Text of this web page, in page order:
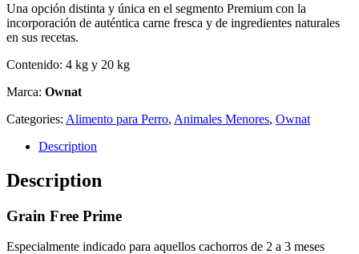
Una opción distinta y única en el segmento Premium con la
incorporación de auténtica carne fresca y de ingredientes naturales
en sus recetas.
Contenido: 4 kg y 20 kg
Marca: Ownat
Categories: Alimento para Perro, Animales Menores, Ownat
Description
Description
Grain Free Prime
Especialmente indicado para aquellos cachorros de 2 a 3 meses